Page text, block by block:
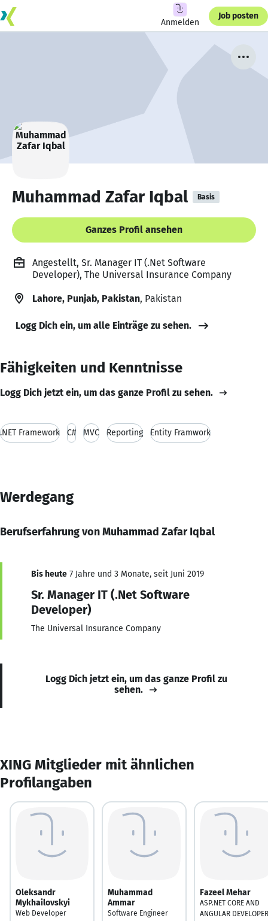
Anmelden
Job posten
Muhammad Zafar Iqbal Basis
Ganzes Profil ansehen
Angestellt, Sr. Manager IT (.Net Software
Developer), The Universal Insurance Company
Lahore, Punjab, Pakistan, Pakistan
Logg Dich ein, um alle Einträge zu sehen.
Fähigkeiten und Kenntnisse
Logg Dich jetzt ein, um das ganze Profil zu sehen.
.NET Framework C# MVC Reporting Entity Framwork
Werdegang
Berufserfahrung von Muhammad Zafar Iqbal
Bis heute 7 Jahre und 3 Monate, seit Juni 2019
Sr. Manager IT (.Net Software
Developer)
The Universal Insurance Company
Logg Dich jetzt ein, um das ganze Profil zu
sehen.
XING Mitglieder mit ähnlichen
Profilangaben
Oleksandr
Mykhailovskyi
Web Developer
Muhammad
Ammar
Software Engineer
Fazeel Mehar
ASP.NET CORE AND
ANGULAR DEVELOPER